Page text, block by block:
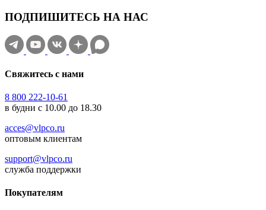
ПОДПИШИТЕСЬ НА НАС
Свяжитесь с нами
8 800 222-10-61
в будни с 10.00 до 18.30
acces@vlpco.ru
оптовым клиентам
support@vlpco.ru
служба поддержки
Покупателям